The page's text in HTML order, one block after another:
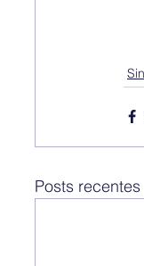
Posts recentes